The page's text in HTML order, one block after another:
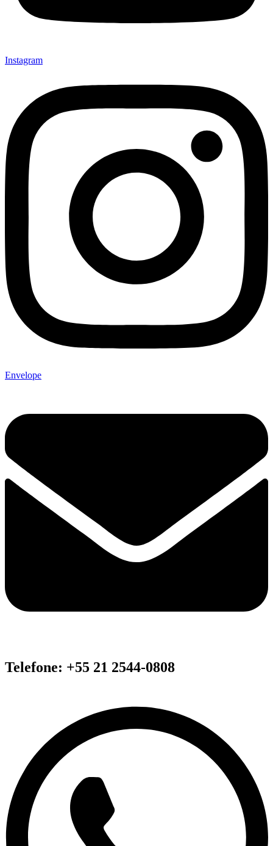
Instagram
Envelope
Telefone: +55 21 2544-0808